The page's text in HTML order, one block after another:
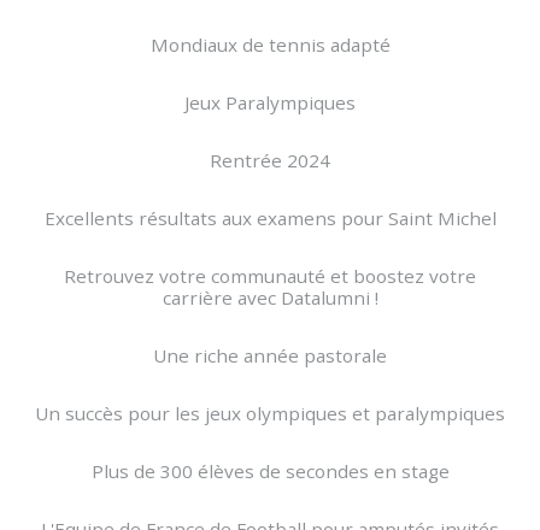
Mondiaux de tennis adapté
Jeux Paralympiques
Rentrée 2024
Excellents résultats aux examens pour Saint Michel
Retrouvez votre communauté et boostez votre
carrière avec Datalumni !
Une riche année pastorale
Un succès pour les jeux olympiques et paralympiques
Plus de 300 élèves de secondes en stage